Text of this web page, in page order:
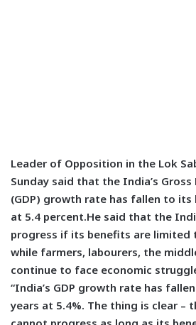
Leader of Opposition in the Lok
Sunday said that the India’s
(GDP) growth rate has fallen to
at 5.4 percent.He said that the
progress if its benefits are limited
while farmers, labourers, the
continue to face economic
“India’s GDP growth rate has
years at 5.4%. The thing is clear –